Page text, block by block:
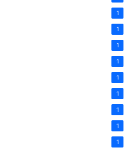
1
1
1
1
1
1
1
1
1